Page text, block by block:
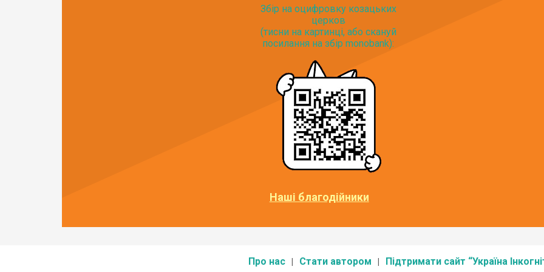
Збір на оцифровку козацьких
церков
(тисни на картинці, або скануй
посилання на збір monobank):
Наші благодійники
Про нас Стати автором Підтримати сайт “Україна